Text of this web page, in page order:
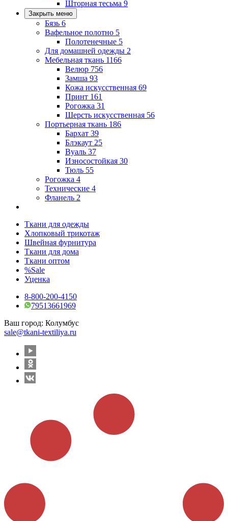
Шторная тесьма 9
Закрыть меню
Бязь 6
Вафельное полотно 5
Полотенечные 5
Для домашней одежды 2
Мебельная ткань 1166
Велюр 756
Замша 93
Кожа искусственная 69
Принт 161
Рогожка 31
Шерсть искусственная 56
Портьерная ткань 186
Бархат 39
Блэкаут 25
Вуаль 37
Износостойкая 30
Тюль 55
Рогожка 4
Технические 4
Фланель 2
Ткани для одежды
Хлопковый трикотаж
Швейная фурнитура
Ткани для дома
Ткани оптом
%Sale
Уценка
8-800-200-4150
79513661969
Ваш город: Колумбус
sale@tkani-textiliya.ru